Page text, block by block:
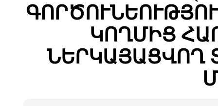
ԿՈՂՄԻՑ
ՆԵՐԿԱՅԱՑՎՈՂ